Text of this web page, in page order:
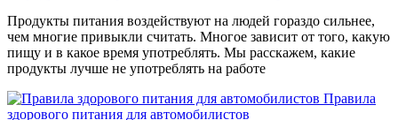
Продукты питания воздействуют на людей гораздо сильнее,
чем многие привыкли считать. Многое зависит от того, какую
пищу и в какое время употреблять. Мы расскажем, какие
продукты лучше не употреблять на работе
Правила
здорового питания для автомобилистов